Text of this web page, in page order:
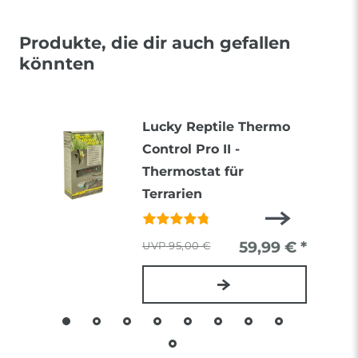
Produkte, die dir auch gefallen
könnten
Lucky Reptile Thermo
Control Pro II -
Thermostat für
Terrarien
95,00 € 59,99 € *